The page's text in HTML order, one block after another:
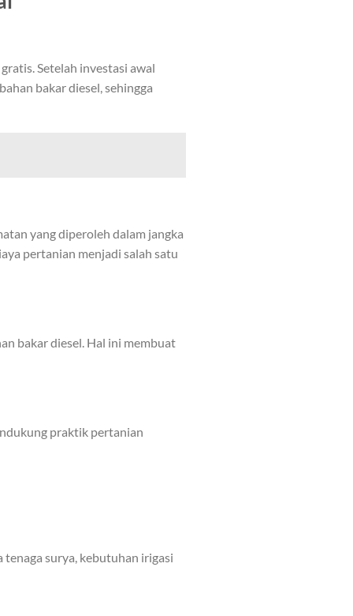
Setelah investasi awal
bakar diesel , sehingga
yang diperoleh dalam jangka
pertanian menjadi salah satu
bakar diesel. Hal ini membuat
praktik pertanian
surya, kebutuhan irigasi